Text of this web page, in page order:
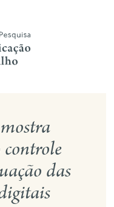
controle
das